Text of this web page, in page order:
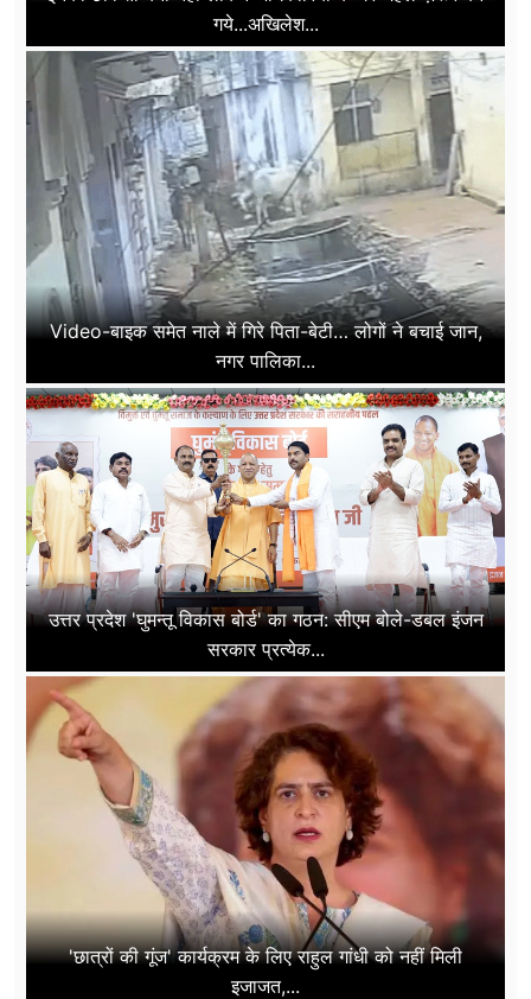
गये...अखिलेश...
Video-बाइक समेत नाले में गिरे पिता-बेटी… लोगों ने बचाई जान,
नगर पालिका...
उत्तर प्रदेश 'घुमन्तू विकास बोर्ड' का गठन: सीएम बोले-डबल इंजन
सरकार प्रत्येक...
'छात्रों की गूंज' कार्यक्रम के लिए राहुल गांधी को नहीं मिली
इजाजत,...